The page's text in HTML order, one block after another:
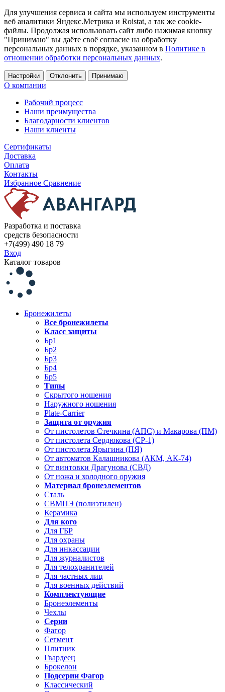
Для улучшения сервиса и сайта мы используем инструменты
веб аналитики Яндекс.Метрика и Roistat, а так же cookie-
файлы. Продолжая использовать сайт либо нажимая кнопку
"Принимаю" вы даёте своё согласие на обработку
персональных данных в порядке, указанном в Политике в
отношении обработки персональных данных.
Настройки Отклонить Принимаю
О компании
Рабочий процесс
Наши преимущества
Благодарности клиентов
Наши клиенты
Сертификаты
Доставка
Оплата
Контакты
Избранное Сравнение
Разработка и поставка
средств безопасности
+7(499) 490 18 79
Вход
Каталог товаров
Бронежилеты
Все бронежилеты
Класс защиты
Бр1
Бр2
Бр3
Бр4
Бр5
Типы
Скрытого ношения
Наружного ношения
Plate-Carrier
Защита от оружия
От пистолетов Стечкина (АПС) и Макарова (ПМ)
От пистолета Сердюкова (СР-1)
От пистолета Ярыгина (ПЯ)
От автоматов Калашникова (АКМ, АК-74)
От винтовки Драгунова (СВД)
От ножа и холодного оружия
Материал бронеэлементов
Сталь
СВМПЭ (полиэтилен)
Керамика
Для кого
Для ГБР
Для охраны
Для инкассации
Для журналистов
Для телохранителей
Для частных лиц
Для военных действий
Комплектующие
Бронеэлементы
Чехлы
Серии
Фагор
Сегмент
Плитник
Гвардеец
Брокелон
Подсерии Фагор
Классический